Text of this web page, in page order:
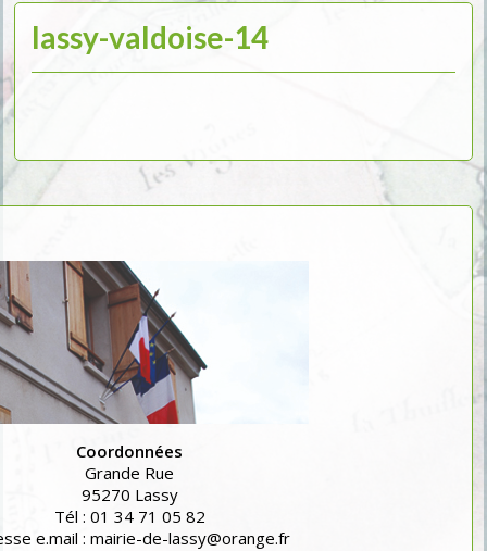
lassy-valdoise-14
Coordonnées
Grande Rue
95270 Lassy
Tél : 01 34 71 05 82
e.mail : mairie-de-lassy@orange.fr